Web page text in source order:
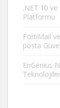
.NET 10
Platformu
FortiMail
posta
EnGenius